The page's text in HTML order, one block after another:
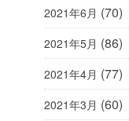
2021年6月 (70)
2021年5月 (86)
2021年4月 (77)
2021年3月 (60)